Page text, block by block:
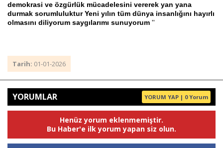
demokrasi ve özgürlük mücadelesini vererek yan yana
durmak sorumluluktur Yeni yılın tüm dünya insanlığını hayırlı
olmasını diliyorum saygılarımı sunuyorum ''
Tarih: 01-01-2026
YORUMLAR YORUM YAP | 0 Yorum
Henüz yorum eklenmemiştir.
Bu Haber'e ilk yorum yapan siz olun.